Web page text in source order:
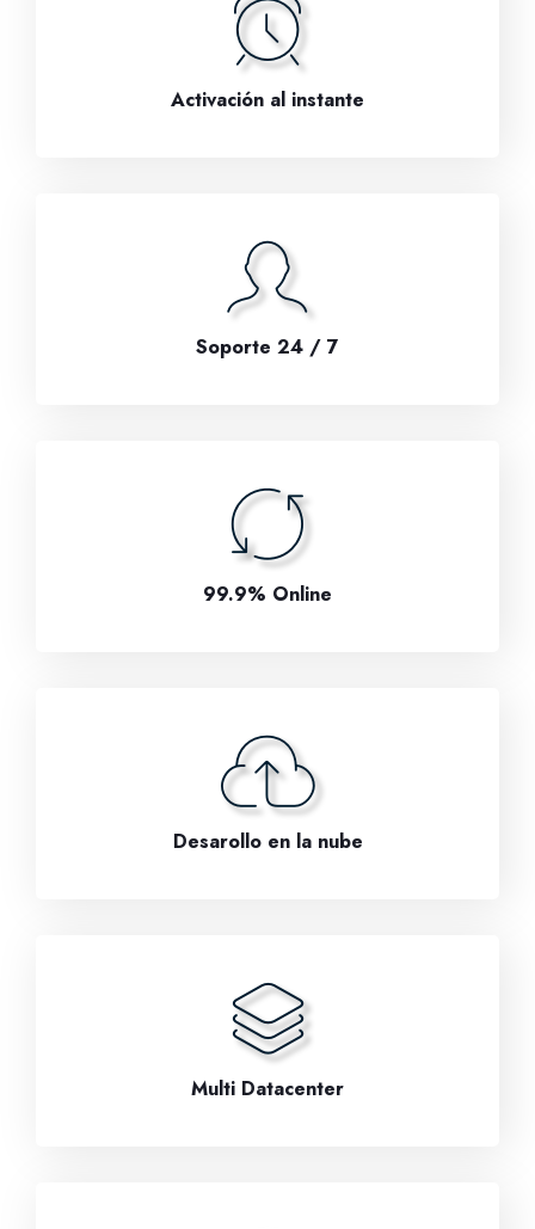
Activación al instante
Soporte 24 / 7
99.9% Online
Desarollo en la nube
Multi Datacenter